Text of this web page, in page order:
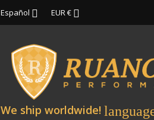
Español  EUR € 
We ship worldwide!